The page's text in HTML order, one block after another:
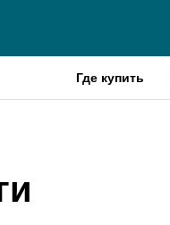
Где купить